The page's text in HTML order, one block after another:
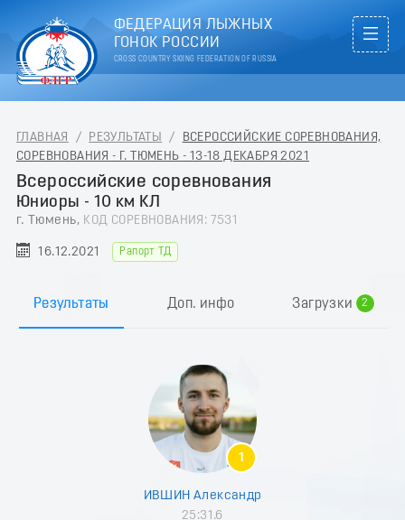
ФЕДЕРАЦИЯ ЛЫЖНЫХ
ГОНОК РОССИИ
CROSS COUNTRY SKIING FEDERATION OF RUSSIA
ГЛАВНАЯ / РЕЗУЛЬТАТЫ /
ВСЕРОССИЙСКИЕ СОРЕВНОВАНИЯ,
СОРЕВНОВАНИЯ - Г. ТЮМЕНЬ - 13-18 ДЕКАБРЯ 2021
Всероссийские соревнования
Юниоры - 10 км КЛ
г. Тюмень, КОД СОРЕВНОВАНИЯ: 7531
16.12.2021 Рапорт ТД
Результаты Доп. инфо Загрузки
2
1
ИВШИН Александр
25:31.6